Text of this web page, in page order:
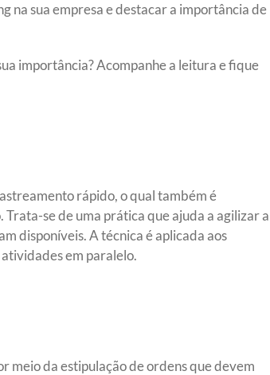
na sua empresa e destacar a importância de
importância? Acompanhe a leitura e fique
rápido, o qual também é
se de uma prática que ajuda a agilizar a
disponíveis. A técnica é aplicada aos
em paralelo.
meio da estipulação de ordens que devem